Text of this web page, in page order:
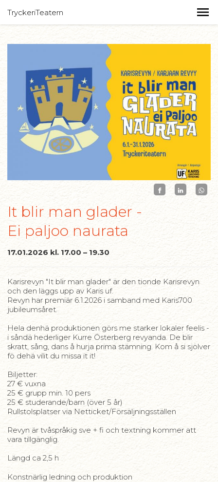
TryckeriTeatern
It blir man glader -
Ei paljoo naurata
17.01.2026 kl. 17.00 – 19.30
Karisrevyn "It blir man glader" är den tionde Karisrevyn
och den läggs upp av Karis uf.
Revyn har premiär 6.1.2026 i samband med Karis700
jubileumsåret.
Hela denhä produktionen görs me starker lokaler feelis -
i såndä hederliger Kurre Österberg revyanda. De blir
skratt, sång, dans å hurja prima stämning. Kom å si sjölver
fö dehä vilit du missa it it!
Biljetter:
27 € vuxna
25 € grupp min. 10 pers
25 € studerande/barn (över 5 år)
Rullstolsplatser via Netticket/Försäljningsställen
Revyn är tvåspråkig sve + fi och textning kommer att
vara tillgänglig.
Längd ca 2,5 h
Konstnärlig ledning och produktion